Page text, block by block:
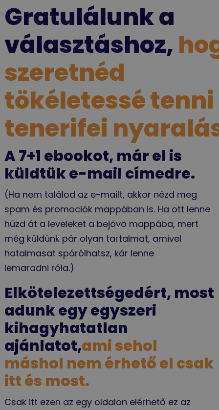
Gratulálunk a
választáshoz,
szeretnéd
tökéletessé tenni
tenerifei
A 7+1 ebookot, már el is
küldtük e-mail címedre.
(Ha nem találod az e-mailt, akkor nézd meg
spam és promociók mappában is. Ha ott lenne
húzd át a leveleket a bejövö mappába, mert
még küldünk pár olyan tartalmat, amivel
hatalmasat spórólhatsz, kár lenne
lemaradni róla.)
Elkötelezettségedért, most
adunk egy egyszeri
kihagyhatatlan
ajánlatot,ami sehol
máshol nem érhető el csak
itt és most.
Csak itt ezen az egy oldalon elérhető ez az